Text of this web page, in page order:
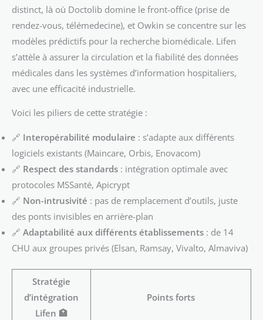
distinct, là où Doctolib domine le front-office (prise de
rendez-vous, télémedecine), et Owkin se concentre sur les
modèles prédictifs pour la recherche biomédicale. Lifen
s’attèle à assurer la circulation et la fiabilité des données
médicales dans les systèmes d’information hospitaliers,
avec une efficacité industrielle.
Voici les piliers de cette stratégie :
🔗 Interopérabilité modulaire : s’adapte aux différents
logiciels existants (Maincare, Orbis, Enovacom)
🔗 Respect des standards : intégration optimale avec
protocoles MSSanté, Apicrypt
🔗 Non-intrusivité : pas de remplacement d’outils, juste
des ponts invisibles en arrière-plan
🔗 Adaptabilité aux différents établissements : de 14
CHU aux groupes privés (Elsan, Ramsay, Vivalto, Almaviva)
Stratégie
d’intégration
Lifen 🏥
Points forts